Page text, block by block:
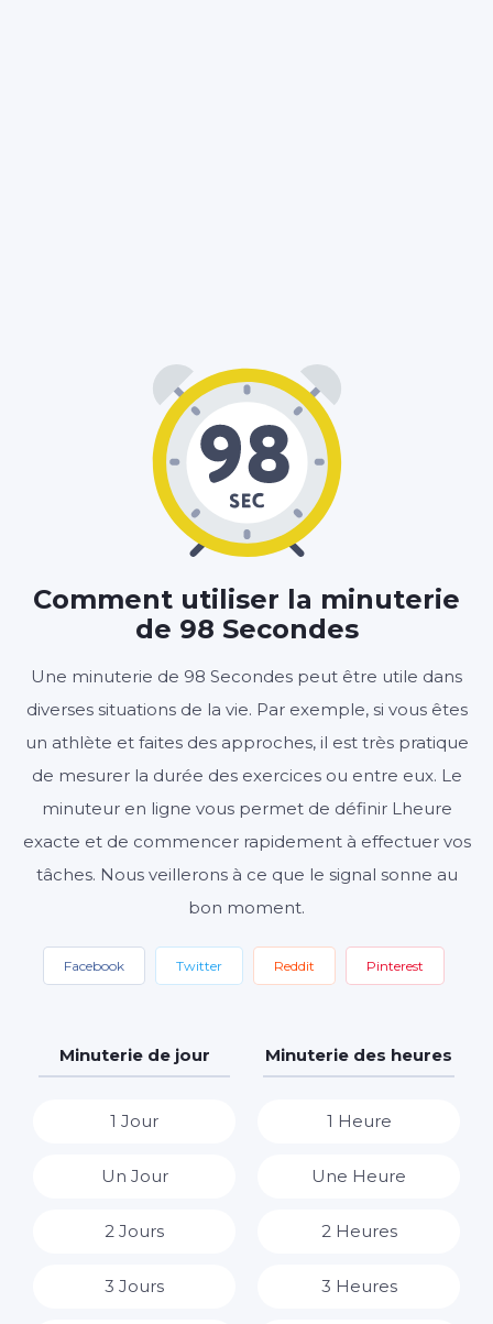
Comment utiliser la minuterie
de 98 Secondes
Une minuterie de 98 Secondes peut être utile dans
diverses situations de la vie. Par exemple, si vous êtes
un athlète et faites des approches, il est très pratique
de mesurer la durée des exercices ou entre eux. Le
minuteur en ligne vous permet de définir Lheure
exacte et de commencer rapidement à effectuer vos
tâches. Nous veillerons à ce que le signal sonne au
bon moment.
Facebook Twitter Reddit Pinterest
Minuterie de jour
1 Jour
Un Jour
2 Jours
3 Jours
Minuterie des heures
1 Heure
Une Heure
2 Heures
3 Heures
01 : 38